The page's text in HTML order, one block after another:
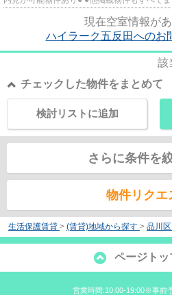
現在空室情報があ
ハイラーク五反田へのお
該
チェックした物件をまとめて
検討リストに追加
さらに条件を
物件リクエ
生活保護賃貸 > (賃貸)地域から探す > 品川区
ページトッ
営業時間:10:00-19:00※事前